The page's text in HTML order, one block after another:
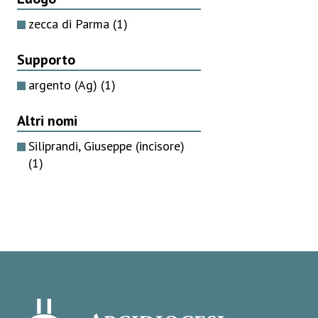
zecca di Parma (1)
Supporto
argento (Ag) (1)
Altri nomi
Siliprandi, Giuseppe (incisore)
(1)